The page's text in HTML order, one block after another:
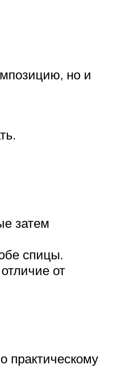
но и
затем
спицы.
от
практическому